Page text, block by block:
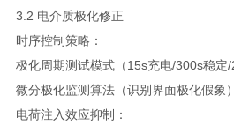
3.2 电介质极化修正
时序控制策略：
极化周期测试模式（15s充电/300s稳定/
微分极化监测算法（识别界面极化假象）
电荷注入效应抑制：